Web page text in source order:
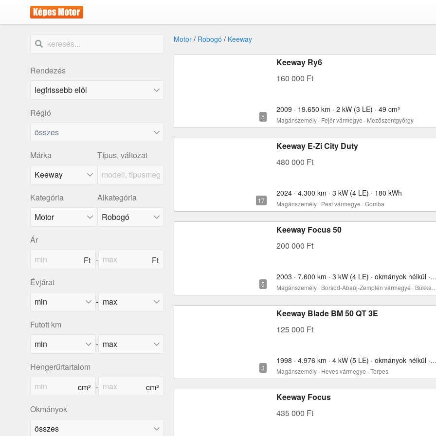
Rendezés
Régió
összes
Márka
Keeway
Típus, változat
Kategória Alkategória
Ár
-
Évjárat
-
Futott km
-
Hengerűrtartalom
-
Okmányok
Motor / Robogó / Keeway
Keeway Ry6
160 000 Ft
2009 · 19.650 km · 2 kW (3 LE) · 49 cm³
Magánszemély · Fejér vármegye · Mezőszentgyörgy
Keeway E-Zi City Duty
480 000 Ft
2024 · 4.300 km · 3 kW (4 LE) · 180 kWh
Magánszemély · Pest vármegye · Gomba
Keeway Focus 50
200 000 Ft
2003 · 7.600 km · 3 kW (4 LE) ·
Keeway Blade BM 50 QT 3E
125 000 Ft
1998 · 4.976 km · 4 kW (5 LE) ·
Magánszemély · Heves vármegye · Terpes
Keeway Focus
435 000 Ft